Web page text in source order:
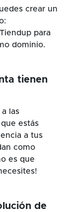
crear un
para
dominio.
tienen
las
estás
a tus
como
es que
de